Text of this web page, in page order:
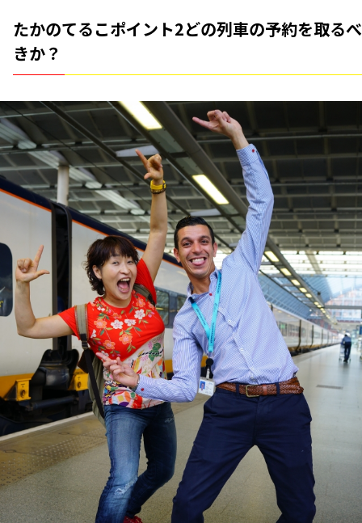
たかのてるこポイント2どの列車の予約を取るべ
きか？